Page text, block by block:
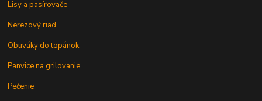
Lisy a pasírovače
Nerezový riad
Obuváky do topánok
Panvice na grilovanie
Pečenie